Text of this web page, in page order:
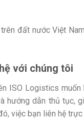
đất nước Việt
với chúng tôi
ISO Logistics
hướng dẫn thủ tục,
việc bạn liên hệ